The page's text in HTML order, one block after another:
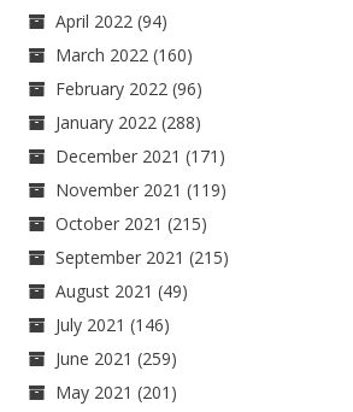
April 2022 (94)
March 2022 (160)
February 2022 (96)
January 2022 (288)
December 2021 (171)
November 2021 (119)
October 2021 (215)
September 2021 (215)
August 2021 (49)
July 2021 (146)
June 2021 (259)
May 2021 (201)